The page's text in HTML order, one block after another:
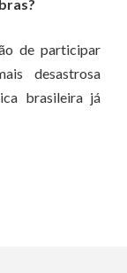
de participar
desastrosa
brasileira já